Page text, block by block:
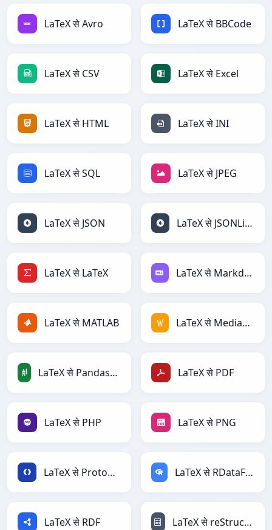
LaTeX से Avro LaTeX से BBCode
LaTeX से CSV LaTeX से Excel
LaTeX से HTML LaTeX से INI
LaTeX से SQL LaTeX से JPEG
LaTeX से JSON LaTeX से JSONLines
LaTeX से LaTeX LaTeX से Markdown
LaTeX से MATLAB LaTeX से MediaWiki
LaTeX से PandasDataFrame LaTeX से PDF
LaTeX से PHP LaTeX से PNG
LaTeX से Protobuf LaTeX से RDataFrame
LaTeX से RDF LaTeX से reStructuredText